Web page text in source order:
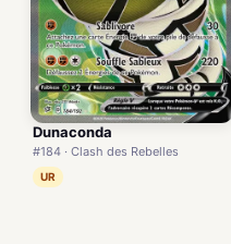
Dunaconda
#184 · Clash des Rebelles
UR